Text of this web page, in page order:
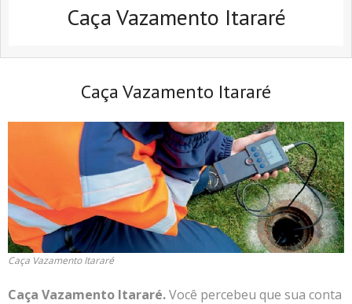
Caça Vazamento Itararé
Caça Vazamento Itararé
Caça Vazamento Itararé
Caça Vazamento Itararé.Você percebeu que sua conta